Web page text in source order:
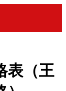
表（王